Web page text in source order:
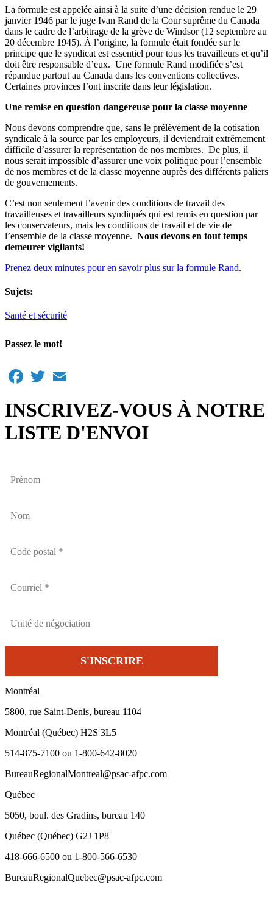
La formule est appelée ainsi à la suite d’une décision rendue le 29
janvier 1946 par le juge Ivan Rand de la Cour suprême du Canada
dans le cadre de l’arbitrage de la grève de Windsor (12 septembre au
20 décembre 1945). À l’origine, la formule était fondée sur le
principe que le syndicat est essentiel pour tous les travailleurs et qu’il
doit être responsable d’eux. Une formule Rand modifiée s’est
répandue partout au Canada dans les conventions collectives.
Certaines provinces l’ont inscrite dans leur législation.
Une remise en question dangereuse pour la classe moyenne
Nous devons comprendre que, sans le prélèvement de la cotisation
syndicale à la source par les employeurs, il deviendrait extrêmement
difficile d’assurer la représentation de nos membres. De plus, il
nous serait impossible d’assurer une voix politique pour l’ensemble
de nos membres et de la classe moyenne auprès des différents paliers
de gouvernements.
C’est non seulement l’avenir des conditions de travail des
travailleuses et travailleurs syndiqués qui est remis en question par
les conservateurs, mais les conditions de travail et de vie de
l’ensemble de la classe moyenne. Nous devons en tout temps
demeurer vigilants!
Prenez deux minutes pour en savoir plus sur la formule Rand.
Sujets:
Santé et sécurité
Passez le mot!
Facebook
Twitter
INSCRIVEZ-VOUS À NOTRE
LISTE D'ENVOI
Montréal
5800, rue Saint-Denis, bureau 1104
Montréal (Québec) H2S 3L5
514-875-7100 ou 1-800-642-8020
BureauRegionalMontreal@psac-afpc.com
Québec
5050, boul. des Gradins, bureau 140
Québec (Québec) G2J 1P8
418-666-6500 ou 1-800-566-6530
BureauRegionalQuebec@psac-afpc.com